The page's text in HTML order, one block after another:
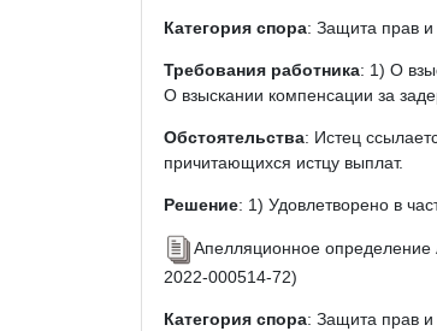
Категория спора: Защита прав и
Требования работника: 1) О
О взыскании компенсации за
Обстоятельства: Истец
причитающихся истцу выплат.
Решение: 1) Удовлетворено в
Апелляционное определение
2022-000514-72)
Категория спора: Защита прав и